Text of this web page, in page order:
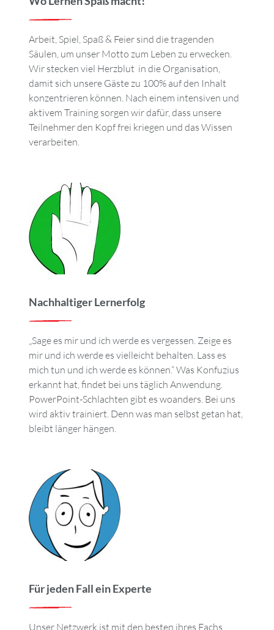
Arbeit, Spiel, Spaß & Feier sind die tragenden
Säulen, um unser Motto zum Leben zu erwecken.
Wir stecken viel Herzblut in die Organisation,
damit sich unsere Gäste zu 100% auf den Inhalt
konzentrieren können. Nach einem intensiven und
aktivem Training sorgen wir dafür, dass unsere
Teilnehmer den Kopf frei kriegen und das Wissen
verarbeiten.
Nachhaltiger Lernerfolg
„Sage es mir und ich werde es vergessen. Zeige es
mir und ich werde es vielleicht behalten. Lass es
mich tun und ich werde es können.“ Was Konfuzius
erkannt hat, findet bei uns täglich Anwendung.
PowerPoint-Schlachten gibt es woanders. Bei uns
wird aktiv trainiert. Denn was man selbst getan hat,
bleibt länger hängen.
Für jeden Fall ein Experte
Unser Netzwerk ist mit den besten ihres Fachs